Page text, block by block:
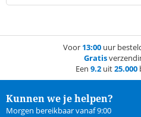
Voor 13:00uur
Gratis
Een 9.2 uit25.000
Kunnen we je helpen?
Morgen bereikbaar vanaf 9:00